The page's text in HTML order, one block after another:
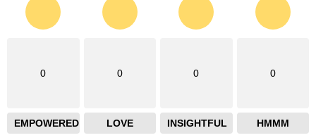
0
EMPOWERED
0
LOVE
0
INSIGHTFUL
0
HMMM